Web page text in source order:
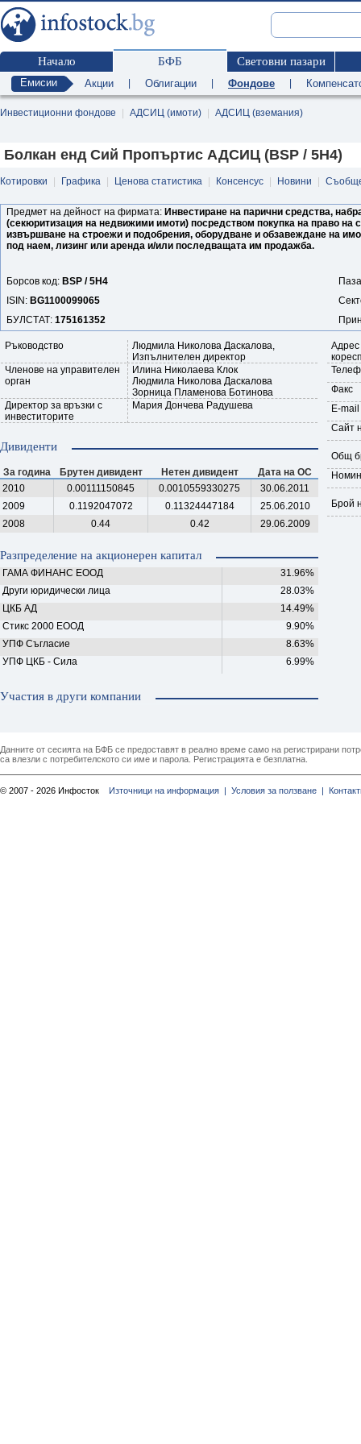
Начало БФБ Световни пазари
Емисии Акции Облигации Фондове
Инвестиционни фондове АДСИЦ (имоти) АДСИЦ (вземания)
Болкан енд Сий Пропъртис АДСИЦ (BSP / 5H4)
Котировки Графика Ценова статистика Консенсус Новини
Предмет на дейност на фирмата: Инвестиране на парични средства,
(секюритизация на недвижими имоти) посредством покупка на право
извършване на строежи и подобрения, оборудване и обзавеждане на
под наем, лизинг или аренда и/или последващата им продажба.
Борсов код: BSP / 5H4
ISIN: BG1100099065
БУЛСТАТ: 175161352
Адрес
Факс
E-mail
Сайт
Общ
Брой
Ръководство
Людмила Николова Даскалова,
Изпълнителен директор
Членове на управителен
орган
Илина Николаева Клок
Людмила Николова Даскалова
Зорница Пламенова Ботинова
Директор за връзки с
инвеститорите
Мария Дончева Радушева
Дивиденти
За година Брутен дивидент Нетен дивидент
Дата на ОС
2010
0.00111150845 0.0010559330275
30.06.2011
2009
0.1192047072 0.11324447184
25.06.2010
2008
0.44 0.42 29.06.2009
Разпределение на акционерен капитал
ГАМА ФИНАНС ЕООД
31.96%
Други юридически лица
28.03%
ЦКБ АД
14.49%
Стикс 2000 ЕООД
9.90%
УПФ Съгласие
8.63%
УПФ ЦКБ - Сила
6.99%
Участия в други компании
Данните от сесията на БФБ се предоставят в реално време само на регистрирани
са влезли с потребителското си име и парола. Регистрацията е безплатна.
© 2007 - 2026 Инфосток Източници на информация | Условия за ползване |